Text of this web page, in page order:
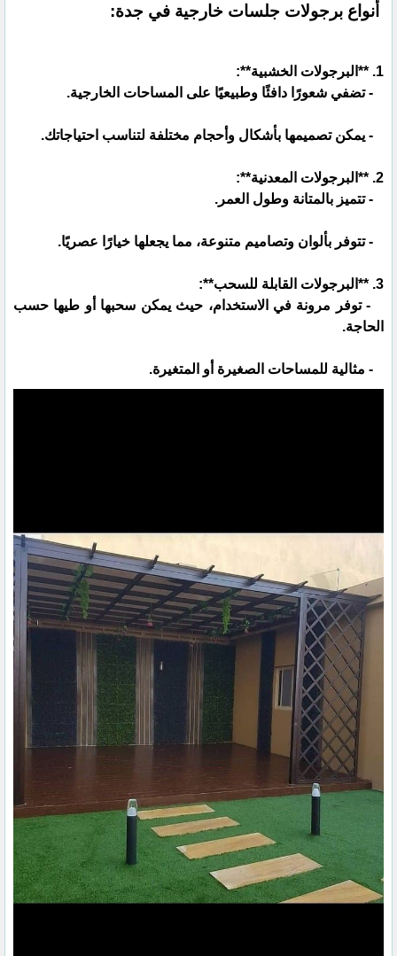
أنواع برجولات جلسات خارجية في جدة:
1. **البرجولات الخشبية**:
- تضفي شعورًا دافئًا وطبيعيًا على المساحات الخارجية.
- يمكن تصميمها بأشكال وأحجام مختلفة لتناسب احتياجاتك.
2. **البرجولات المعدنية**:
- تتميز بالمتانة وطول العمر.
- تتوفر بألوان وتصاميم متنوعة، مما يجعلها خيارًا عصريًا.
3. **البرجولات القابلة للسحب**:
- توفر مرونة في الاستخدام، حيث يمكن سحبها أو طيها حسب
الحاجة.
- مثالية للمساحات الصغيرة أو المتغيرة.